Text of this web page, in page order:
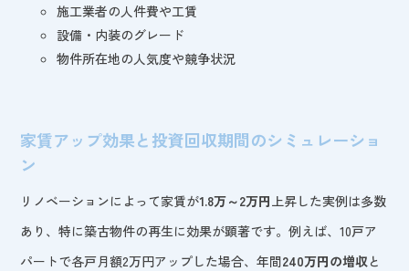
施工業者の人件費や工賃
設備・内装のグレード
物件所在地の人気度や競争状況
家賃アップ効果と投資回収期間のシミュレーショ
ン
リノベーションによって家賃が1.8万～2万円上昇した実例は多数
あり、特に築古物件の再生に効果が顕著です。例えば、10戸ア
パートで各戸月額2万円アップした場合、年間240万円の増収 と